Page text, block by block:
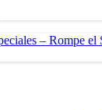
– Rompe el